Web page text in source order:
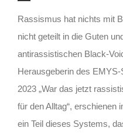
Rassismus hat nichts mit
nicht geteilt in die Guten
antirassistischen Black-
Herausgeberin des
2023 „War das jetzt
für den Alltag“, erschienen
ein Teil dieses Systems,